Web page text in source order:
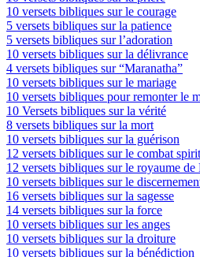
10 versets bibliques sur le courage
5 versets bibliques sur la patience
5 versets bibliques sur l’adoration
10 versets bibliques sur la délivrance
4 versets bibliques sur “Maranatha”
10 versets bibliques sur le mariage
10 versets bibliques pour remonter le
10 Versets bibliques sur la vérité
8 versets bibliques sur la mort
10 versets bibliques sur la guérison
12 versets bibliques sur le combat
12 versets bibliques sur le royaume de
10 versets bibliques sur le
16 versets bibliques sur la sagesse
14 versets bibliques sur la force
10 versets bibliques sur les anges
10 versets bibliques sur la droiture
10 versets bibliques sur la bénédiction